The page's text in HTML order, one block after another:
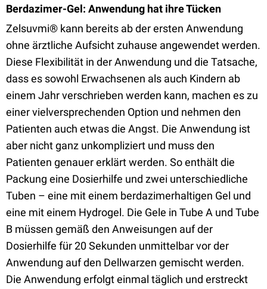
Berdazimer-Gel: Anwendung hat ihre Tücken
Zelsuvmi® kann bereits ab der ersten Anwendung
ohne ärztliche Aufsicht zuhause angewendet werden.
Diese Flexibilität in der Anwendung und die Tatsache,
dass es sowohl Erwachsenen als auch Kindern ab
einem Jahr verschrieben werden kann, machen es zu
einer vielversprechenden Option und nehmen den
Patienten auch etwas die Angst. Die Anwendung ist
aber nicht ganz unkompliziert und muss den
Patienten genauer erklärt werden. So enthält die
Packung eine Dosierhilfe und zwei unterschiedliche
Tuben – eine mit einem berdazimerhaltigen Gel und
eine mit einem Hydrogel. Die Gele in Tube A und Tube
B müssen gemäß den Anweisungen auf der
Dosierhilfe für 20 Sekunden unmittelbar vor der
Anwendung auf den Dellwarzen gemischt werden.
Die Anwendung erfolgt einmal täglich und erstreckt